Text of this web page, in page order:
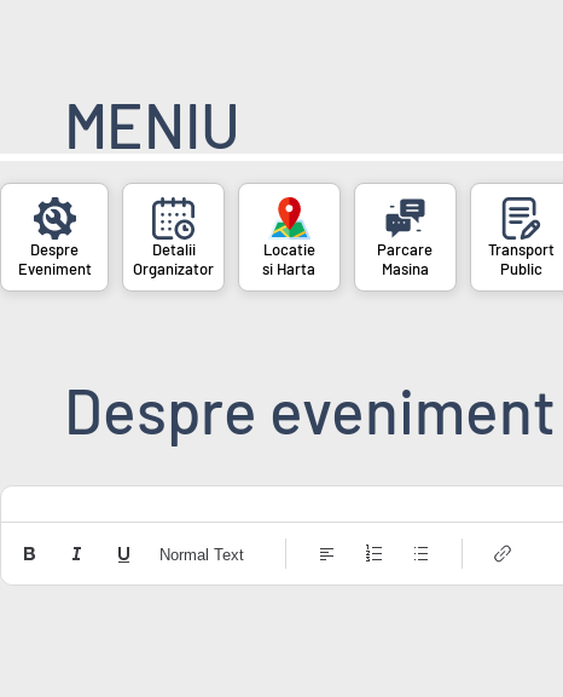
MENIU
Eveniment
Organizator
si Harta
Masina
Public
Despre eveniment
Normal Text